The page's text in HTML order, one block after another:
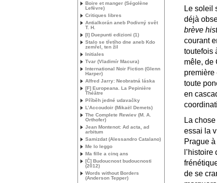
Le soleil
déjà
brève
courant
toutefois
mêle, de
première
toute
en
La
essai la
Prague
de se
Boire et manger (Ségolène
Lefèvre)
Critiques libres
Antialkorán aneb Podivný svět
T. H.
[I] Duepunti edizioni (1)
Stalo se třetího dne aneb Kdo
zemřel, ten žil
Initiales
Tvar (Vladimír Macura)
International Noir Fiction (Glenn
Harper)
Alfred Jarry: Neobratná láska
[F] Europeana. La Pepinière
Théâtre
Příběh jedné udavačky
L’Accoudoir (Mikaël Demets)
The Complete Rewiev (M. A.
Orthofer)
Jean Montenot: Ad acta, ad
arbitum
Samizdat (Alessandro Catalano)
Me lo leggo
Ma fille a cinq ans
[Č] Budoucnost budoucnosti
(2012)
Words without Borders
(Anderson Tepper)